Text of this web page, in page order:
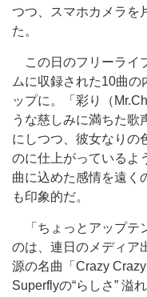
つつ、スマホカメラを
た。
この日のフリーライ
ムに収録された10曲
ップに。「彩り（
うな慈しみに満ちた歌
にしつつ、彼女なりの
のに仕上がっているよ
曲に込めた感情を遠く
も印象的だ。
「ちょっとアップテ
のは、連日のメディア
源の名曲「Crazy
Superflyの“らしさ” 溢